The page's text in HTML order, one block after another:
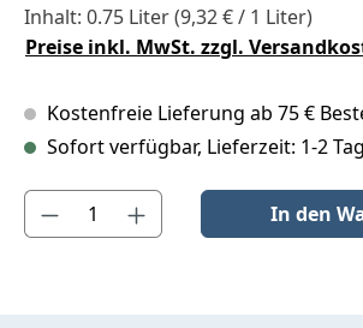
Inhalt: 0.75 Liter(9,32 € / 1 Liter)
Preise inkl. MwSt. zzgl.
Kostenfreie Lieferung ab 75 €
Sofort verfügbar, Lieferzeit: 1-2
Produkt Anzahl: Gib den gewünschten
In den